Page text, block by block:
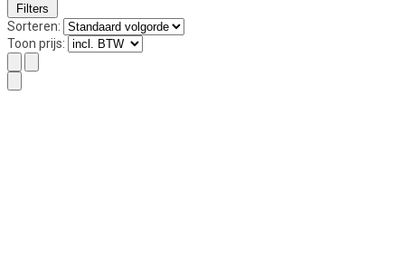
Filters
Sorteren:
Toon prijs: